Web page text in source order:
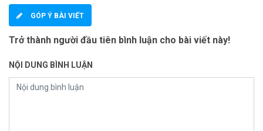
GÓP Ý BÀI VIẾT
Trở thành người đầu tiên bình luận cho bài viết này!
NỘI DUNG BÌNH LUẬN